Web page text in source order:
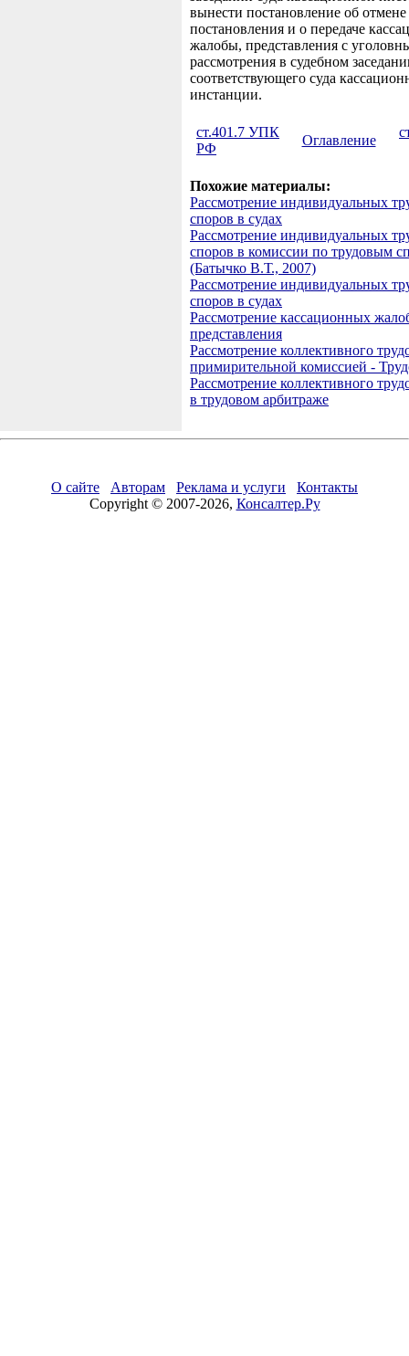
вынести постановление об отмене
постановления и о передаче
жалобы, представления с
рассмотрения в судебном
соответствующего суда
инстанции.
ст.401.7 УПК
РФ
Оглавление
Похожие материалы:
Рассмотрение индивидуальных
споров в судах
Рассмотрение индивидуальных
споров в комиссии по трудовым
(Батычко В.Т., 2007)
Рассмотрение индивидуальных
споров в судах
Рассмотрение кассационных
представления
Рассмотрение коллективного
примирительной комиссией -
Рассмотрение коллективного
в трудовом арбитраже
О сайте Авторам Реклама и услуги
Контакты
Copyright © 2007-2026, Консалтер.Ру